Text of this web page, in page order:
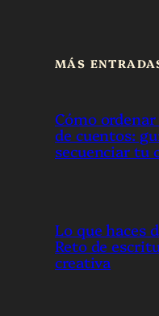
MÁS
Cómo
de cuentos:
secuenciar tu
Lo que haces
Reto de
creativa